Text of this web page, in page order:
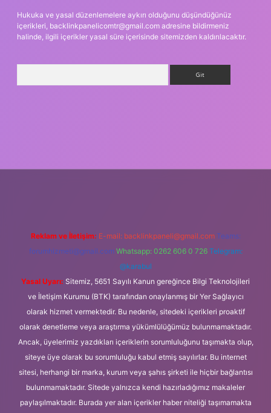
Hukuka ve yasal düzenlemelere aykırı olduğunu düşündüğünüz
içerikleri, backlinkpanelicomtr@gmail.com adresine bildirmeniz
halinde, ilgili içerikler yasal süre içerisinde sitemizden kaldırılacaktır.
Reklam ve İletişim: E-mail: backlinkpaneli@gmail.com Teams:
forumhizmeti@gmail.com Whatsapp: 0262 606 0 726 Telegram:
@karabul
Yasal Uyarı: Sitemiz, 5651 Sayılı Kanun gereğince Bilgi Teknolojileri
ve İletişim Kurumu (BTK) tarafından onaylanmış bir Yer Sağlayıcı
olarak hizmet vermektedir. Bu nedenle, sitedeki içerikleri proaktif
olarak denetleme veya araştırma yükümlülüğümüz bulunmamaktadır.
Ancak, üyelerimiz yazdıkları içeriklerin sorumluluğunu taşımakta olup,
siteye üye olarak bu sorumluluğu kabul etmiş sayılırlar. Bu internet
sitesi, herhangi bir marka, kurum veya şahıs şirketi ile hiçbir bağlantısı
bulunmamaktadır. Sitede yalnızca kendi hazırladığımız makaleler
paylaşılmaktadır. Burada yer alan içerikler haber niteliği taşımamakta